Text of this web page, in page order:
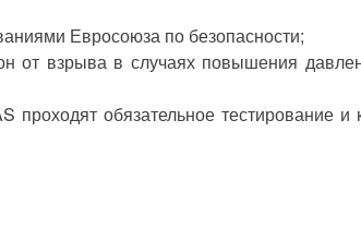
Евросоюза по безопасности;
от взрыва в случаях повышения
обязательное тестирование